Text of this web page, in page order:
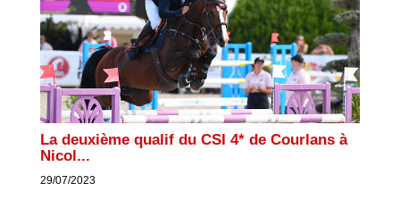
La deuxième qualif du CSI 4* de Courlans à
Nicol...
29/07/2023